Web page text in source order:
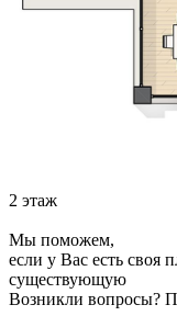
2 этаж
Мы поможем,
если у Вас есть своя
существующую
Возникли вопросы?